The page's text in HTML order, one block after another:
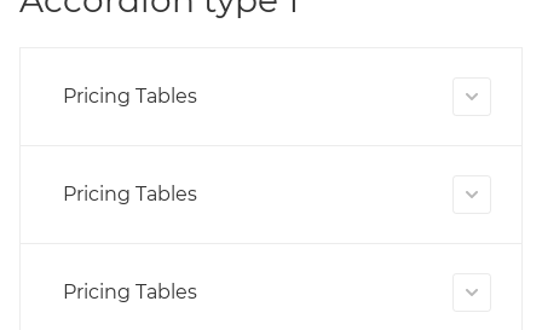
Pricing Tables
Pricing Tables
Pricing Tables